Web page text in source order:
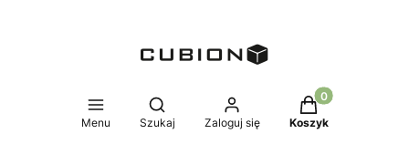
Menu
Otwórz wyszukiwarkę
Szukaj Zaloguj się
Produkty w
Koszyk